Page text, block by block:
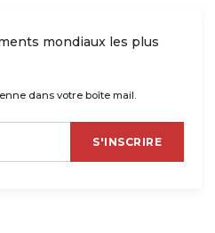
mondiaux les plus
dans votre boîte mail.
S'INSCRIRE